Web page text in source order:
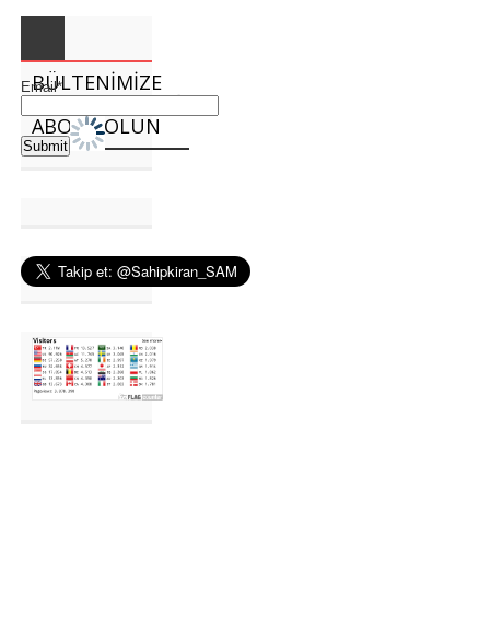
BÜLTENIMIZE
ABONE OLUN
Email*